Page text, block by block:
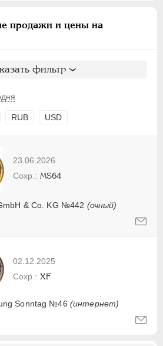
продажи и цены на
фильтр
RUB USD
23.06.2026
& Co. KG №442 (очный)
MS64
02.12.2025
Sonntag №46 (интернет)
XF